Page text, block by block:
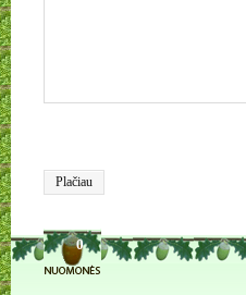
Plačiau
0